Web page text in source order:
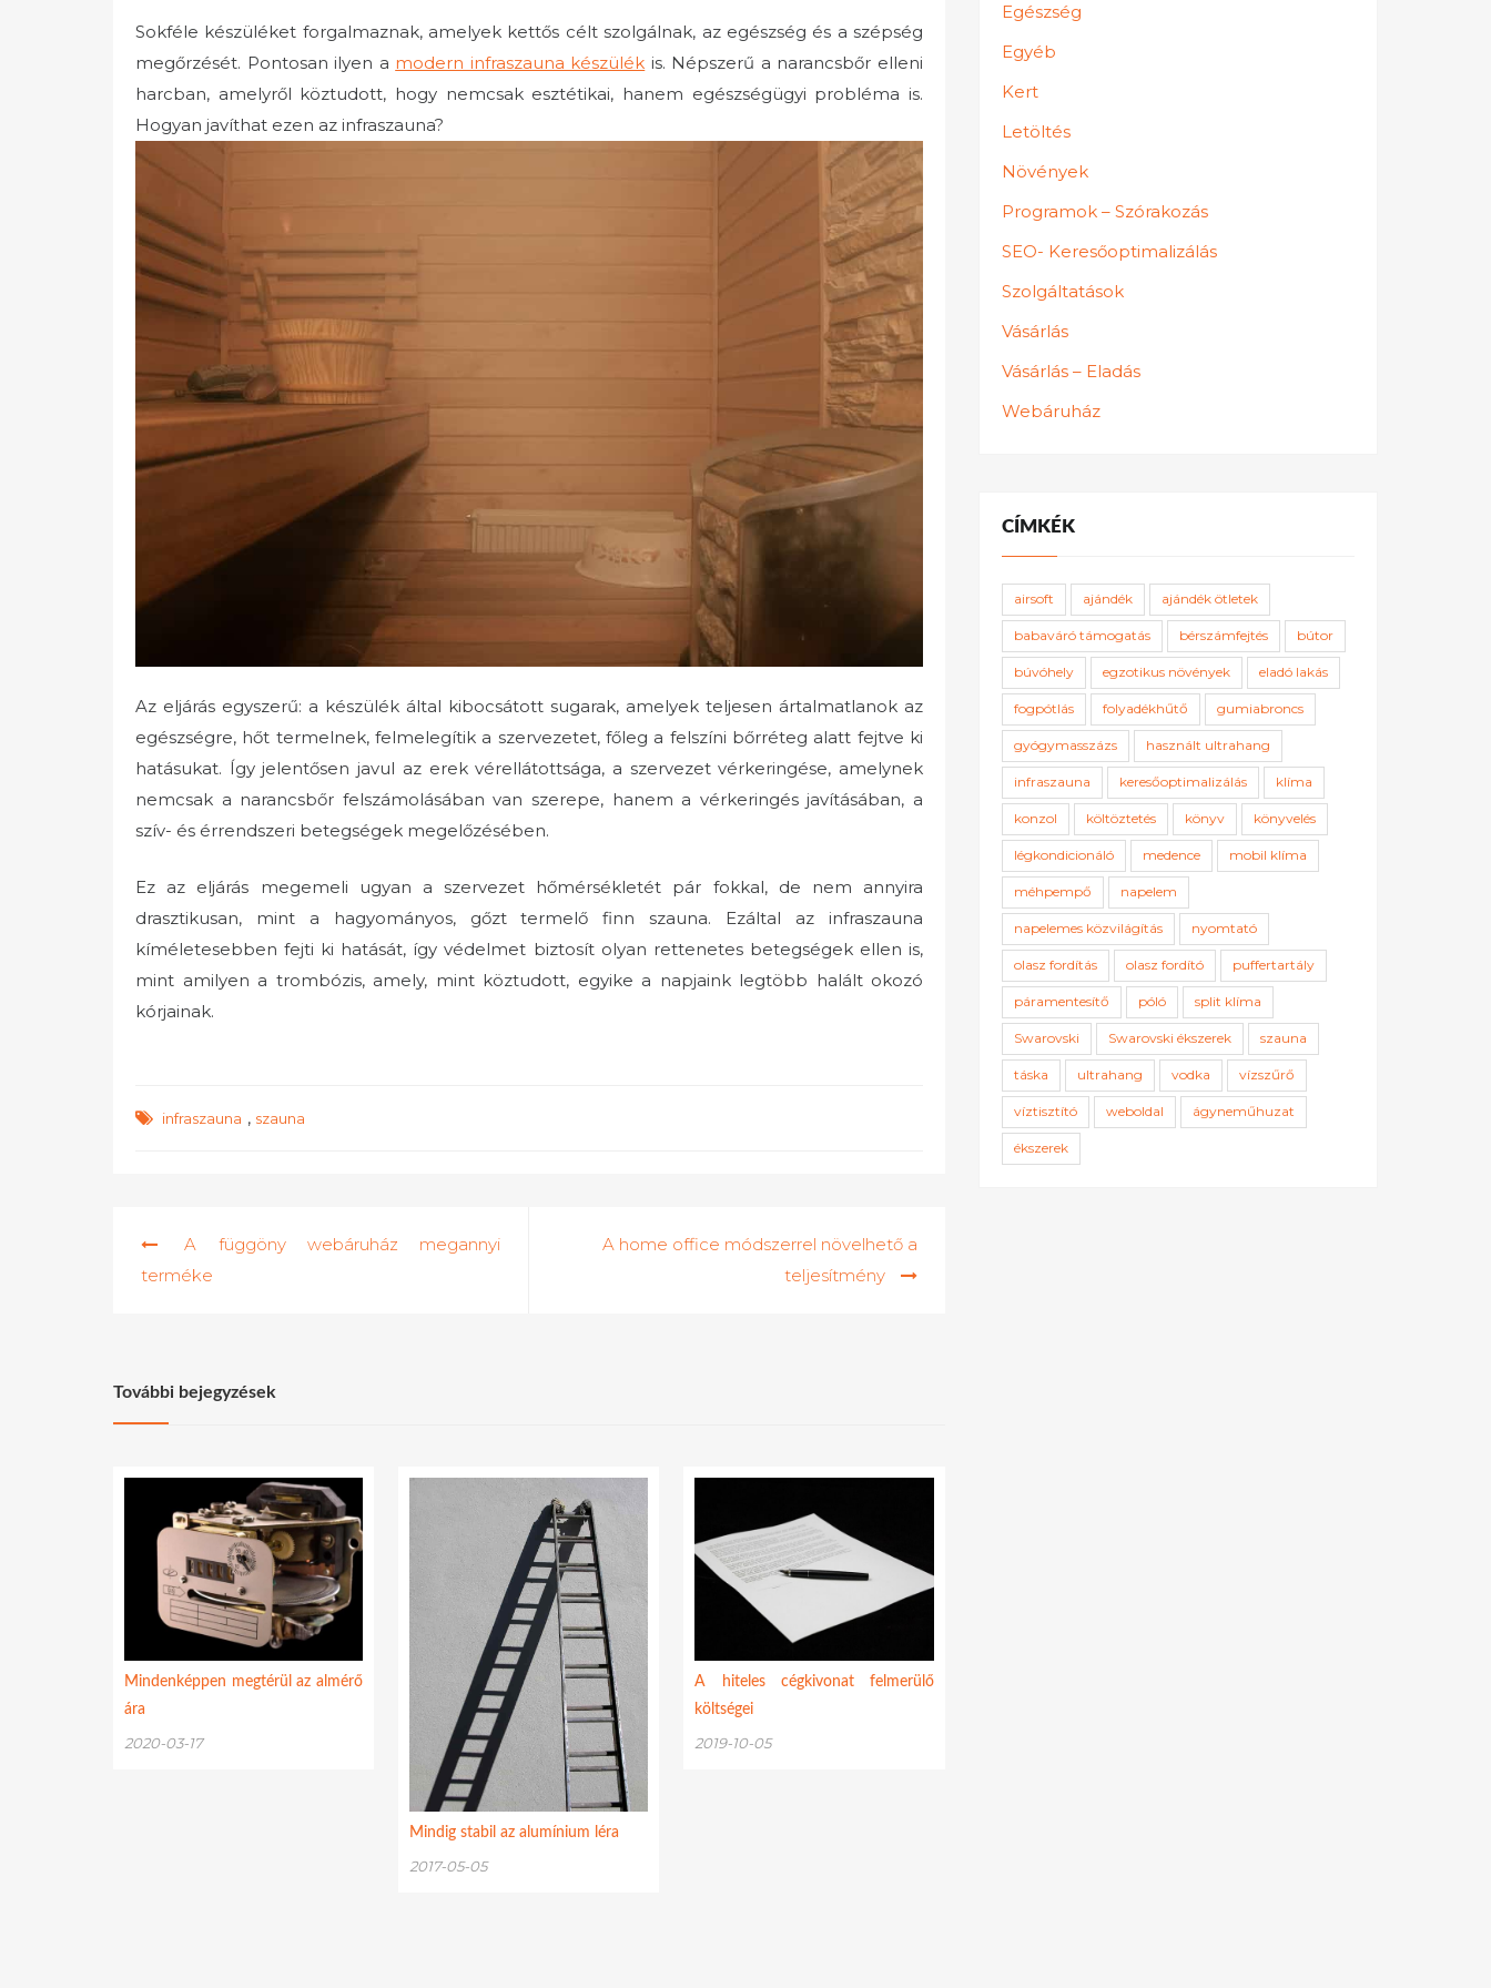
Sokféle készüléket forgalmaznak, amelyek kettős célt szolgálnak, az egészség és a szépség
megőrzését. Pontosan ilyen a modern infraszauna készülék is. Népszerű a narancsbőr elleni
harcban, amelyről köztudott, hogy nemcsak esztétikai, hanem egészségügyi probléma is.
Hogyan javíthat ezen az infraszauna?
Az eljárás egyszerű: a készülék által kibocsátott sugarak, amelyek teljesen ártalmatlanok az
egészségre, hőt termelnek, felmelegítik a szervezetet, főleg a felszíni bőrréteg alatt fejtve ki
hatásukat. Így jelentősen javul az erek vérellátottsága, a szervezet vérkeringése, amelynek
nemcsak a narancsbőr felszámolásában van szerepe, hanem a vérkeringés javításában, a
szív- és érrendszeri betegségek megelőzésében.
Ez az eljárás megemeli ugyan a szervezet hőmérsékletét pár fokkal, de nem annyira
drasztikusan, mint a hagyományos, gőzt termelő finn szauna. Ezáltal az infraszauna
kíméletesebben fejti ki hatását, így védelmet biztosít olyan rettenetes betegségek ellen is,
mint amilyen a trombózis, amely, mint köztudott, egyike a napjaink legtöbb halált okozó
kórjainak.
infraszauna , szauna
navigáció
A függöny webáruház megannyi
terméke
A home office módszerrel növelhető a
teljesítmény
További bejegyzések
Mindenképpen megtérül az almérő
ára
2020-03-17
Mindig stabil az alumínium léra
2017-05-05
A hiteles cégkivonat felmerülő
költségei
2019-10-05
Egészség
Egyéb
Kert
Letöltés
Növények
Programok – Szórakozás
SEO- Keresőoptimalizálás
Szolgáltatások
Vásárlás
Vásárlás – Eladás
Webáruház
CÍMKÉK
airsoft ajándék ajándék ötletek
babaváró támogatás bérszámfejtés bútor
búvóhely egzotikus növények eladó lakás
fogpótlás folyadékhűtő gumiabroncs
gyógymasszázs használt ultrahang
infraszauna keresőoptimalizálás klíma
konzol költöztetés könyv könyvelés
légkondicionáló medence mobil klíma
méhpempő napelem
napelemes közvilágítás nyomtató
olasz fordítás olasz fordító puffertartály
páramentesítő póló split klíma
Swarovski Swarovski ékszerek szauna
táska ultrahang vodka vízszűrő
víztisztító weboldal ágyneműhuzat
ékszerek